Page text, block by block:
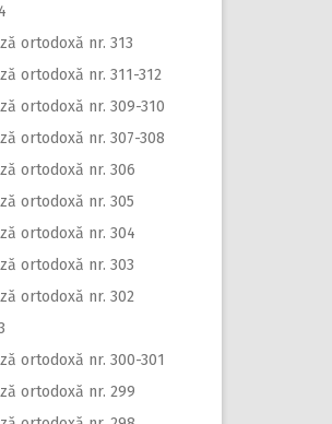
ortodoxă nr. 313
ortodoxă nr. 311-312
ortodoxă nr. 309-310
ortodoxă nr. 307-308
ortodoxă nr. 306
ortodoxă nr. 305
ortodoxă nr. 304
ortodoxă nr. 303
ortodoxă nr. 302
ortodoxă nr. 300-301
ortodoxă nr. 299